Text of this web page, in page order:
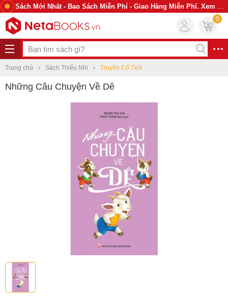
Sách Mới Nhất - Bao Sách Miễn Phí - Giao Hàng Miễn Phí. Xem Ngay
0
Trang chủ Sách Thiếu Nhi Truyện Cổ Tích
Những Câu Chuyện Về Dê